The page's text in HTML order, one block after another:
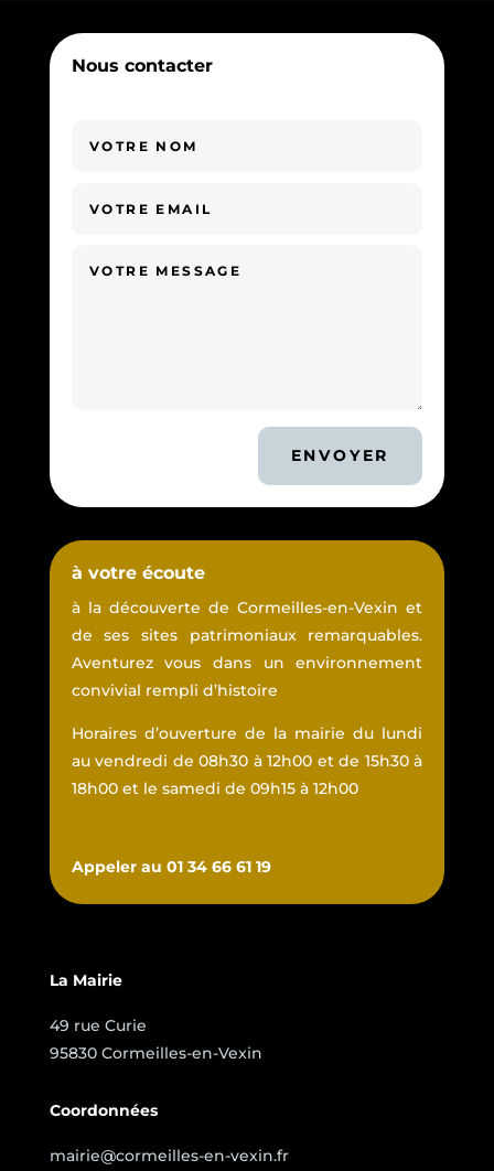
Nous contacter
ENVOYER
à votre écoute
à la découverte de Cormeilles-en-Vexin et
de ses sites patrimoniaux remarquables.
Aventurez vous dans un environnement
convivial rempli d’histoire
Horaires d’ouverture de la mairie du lundi
au vendredi de 08h30 à 12h00 et de 15h30 à
18h00 et le samedi de 09h15 à 12h00
Appeler au 01 34 66 61 19
La Mairie
49 rue Curie
95830 Cormeilles-en-Vexin
Coordonnées
mairie@cormeilles-en-vexin.fr